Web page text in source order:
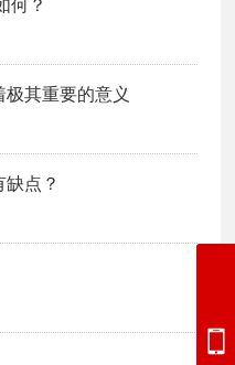
何？
其重要的意义
点？